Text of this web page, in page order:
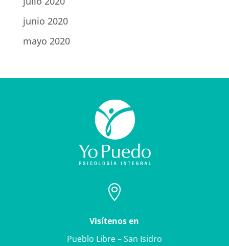
junio 2020
mayo 2020

Visítenos en
Pueblo Libre – San Isidro